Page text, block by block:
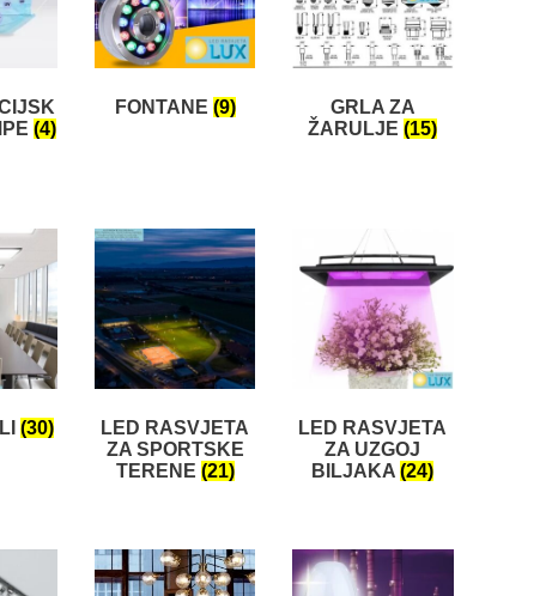
(4)
FONTANE (9)
GRLA ZA
ŽARULJE(15)
(30)
LED RASVJETA
ZA SPORTSKE
TERENE (21)
LED RASVJETA
ZA UZGOJ
BILJAKA(24)